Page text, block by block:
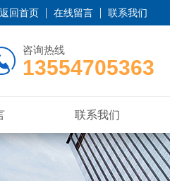
返回首页 在线留言 联系我们
咨询热线
13554705363
联系我们